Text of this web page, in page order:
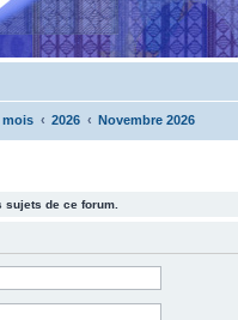
mois 2026 Novembre 2026
de ce forum.